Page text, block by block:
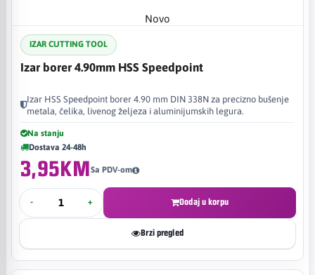
Novo
IZAR CUTTING TOOL
Izar borer 4.90mm HSS Speedpoint
Izar HSS Speedpoint borer 4.90 mm DIN 338N za precizno bušenje
metala, čelika, livenog željeza i aluminijumskih legura.
Na stanju
Dostava 24-48h
3,95KMSa PDV-om
- + Dodaj u korpu
Brzi pregled